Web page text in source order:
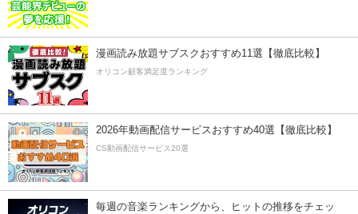
漫画読み放題サブスクおすすめ11選【徹底比較】
オリコン顧客満足度ランキング
2026年動画配信サービスおすすめ40選【徹底比較】
CS動画配信サービス20選
毎週の音楽ランキングから、ヒットの推移をチェッ